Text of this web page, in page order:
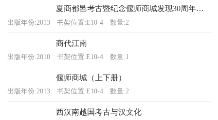
夏商都邑考古暨纪念偃师商城发现30周年国际学术研讨会
出版年份:2013 书架位置:E10-4 数量:2
商代江南
出版年份:2010 书架位置:E10-4 数量:1
偃师商城（上下册）
出版年份:2013 书架位置:E10-4 数量:2
西汉南越国考古与汉文化